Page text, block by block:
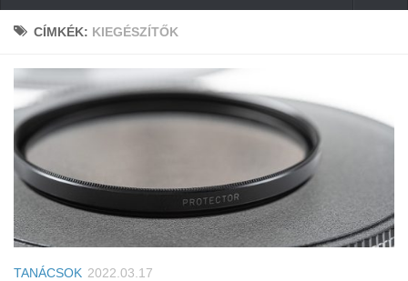
Hírek
Cikkek
Szoftver
Firmware
Tudástár
Tanácsok
Érdekességek
CÍMKÉK: KIEGÉSZÍTŐK
TANÁCSOK 2022.03.17